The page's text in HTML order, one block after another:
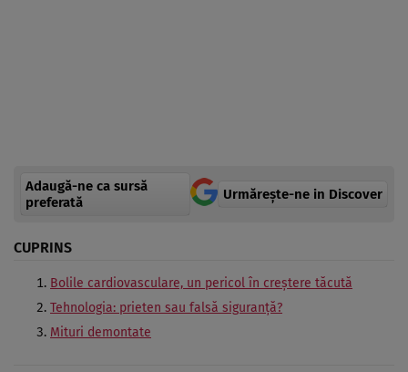
Adaugă-ne ca sursă
preferată
Urmărește-ne in Discover
CUPRINS
Bolile cardiovasculare, un pericol în creștere tăcută
Tehnologia: prieten sau falsă siguranță?
Mituri demontate